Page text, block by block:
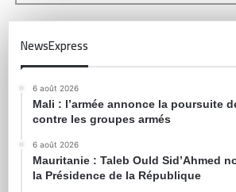
NewsExpress
6 août 2026
Mali : l’armée annonce la poursuite
contre les groupes armés
6 août 2026
Mauritanie : Taleb Ould Sid’Ahmed
la Présidence de la République